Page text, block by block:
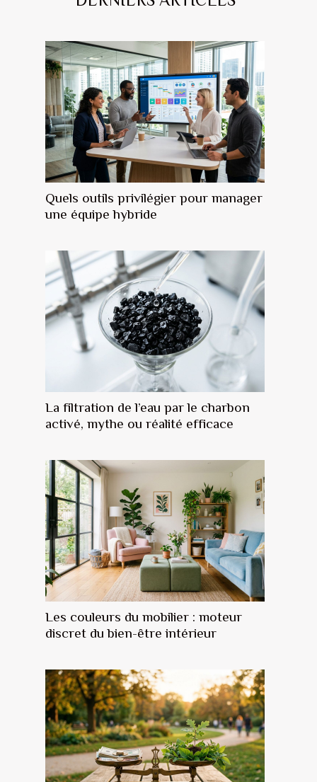
Quels outils privilégier pour manager
une équipe hybride
La filtration de l’eau par le charbon
activé, mythe ou réalité efficace
Les couleurs du mobilier : moteur
discret du bien-être intérieur